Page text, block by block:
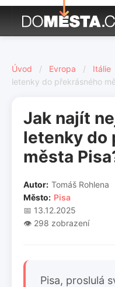
Úvod / Evropa / Itálie
letenky do překrásného
Jak najít
letenky do
města
Autor: Tomáš Rohlena
Město: Pisa
📅 13.12.2025
👁️ 298 zobrazení
Pisa, proslulá